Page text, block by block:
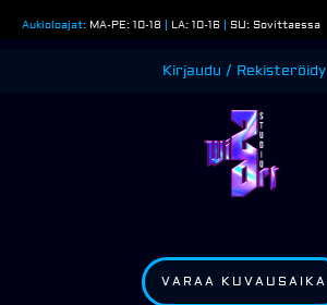
sisältöön
Aukioloajat: MA-PE: 10-18 | LA: 10-16 | SU: Sovittaessa
Kirjaudu / Rekisteröidy
VARAA KUVAUSAIKA